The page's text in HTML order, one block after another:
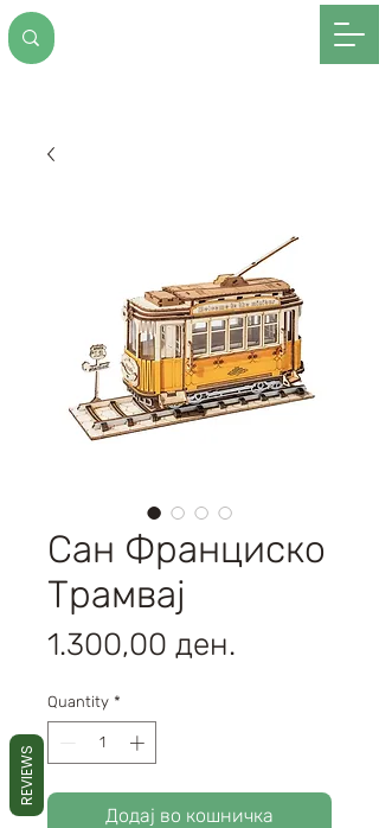
Сан Франциско
Трамвај
1.300,00 ден.
Quantity *
Додај во кошничка
REVIEWS